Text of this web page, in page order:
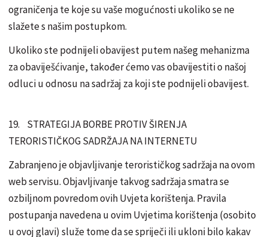
ograničenja te koje su vaše mogućnosti ukoliko se ne
slažete s našim postupkom.
Ukoliko ste podnijeli obavijest putem našeg mehanizma
za obaviješćivanje, također ćemo vas obavijestiti o našoj
odluci u odnosu na sadržaj za koji ste podnijeli obavijest.
19. STRATEGIJA BORBE PROTIV ŠIRENJA
TERORISTIČKOG SADRŽAJA NA INTERNETU
Zabranjeno je objavljivanje terorističkog sadržaja na ovom
web servisu. Objavljivanje takvog sadržaja smatra se
ozbiljnom povredom ovih Uvjeta korištenja. Pravila
postupanja navedena u ovim Uvjetima korištenja (osobito
u ovoj glavi) služe tome da se spriječi ili ukloni bilo kakav